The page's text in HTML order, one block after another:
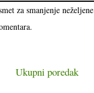
za smanjenje
Ukupni poredak